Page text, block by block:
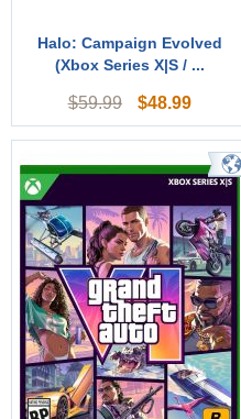
Halo: Campaign Evolved
(Xbox Series X|S / ...
$59.99 $48.99